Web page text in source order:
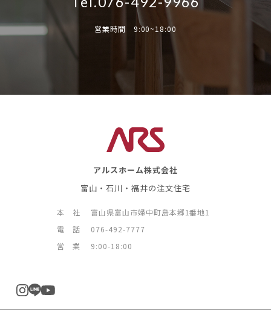
営業時間 9:00~18:00
アルスホーム株式会社
富山・石川・福井の注文住宅
本 社
富山県富山市婦中町島本郷1番地1
電 話
076-492-7777
営 業
9:00-18:00